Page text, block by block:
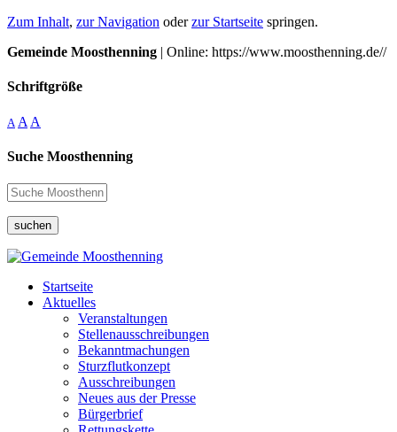
Zum Inhalt, zur Navigation oderzur Startseite springen.
Gemeinde Moosthenning | Online: https://www.moosthenning.de//
Schriftgröße
A A A
Suche Moosthenning
suchen
Startseite
Aktuelles
Veranstaltungen
Stellenausschreibungen
Bekanntmachungen
Sturzflutkonzept
Ausschreibungen
Neues aus der Presse
Bürgerbrief